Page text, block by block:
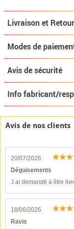
Livraison et Retour
Modes de
Avis de sécurité
Info fabricant/
Avis de nos clients
20/07/2026
Déguisements
J ai demandé à être
18/06/2026
Ravis